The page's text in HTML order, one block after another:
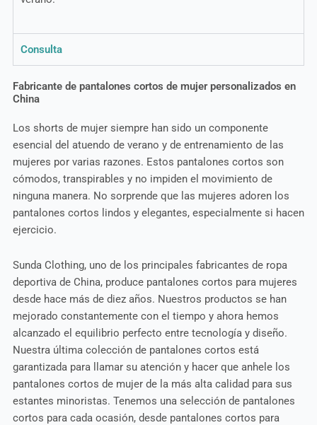
Consulta
Fabricante de pantalones cortos de mujer personalizados en
China
Los shorts de mujer siempre han sido un componente
esencial del atuendo de verano y de entrenamiento de las
mujeres por varias razones. Estos pantalones cortos son
cómodos, transpirables y no impiden el movimiento de
ninguna manera. No sorprende que las mujeres adoren los
pantalones cortos lindos y elegantes, especialmente si hacen
ejercicio.
Sunda Clothing, uno de los principales fabricantes de ropa
deportiva de China, produce pantalones cortos para mujeres
desde hace más de diez años. Nuestros productos se han
mejorado constantemente con el tiempo y ahora hemos
alcanzado el equilibrio perfecto entre tecnología y diseño.
Nuestra última colección de pantalones cortos está
garantizada para llamar su atención y hacer que anhele los
pantalones cortos de mujer de la más alta calidad para sus
estantes minoristas. Tenemos una selección de pantalones
cortos para cada ocasión, desde pantalones cortos para